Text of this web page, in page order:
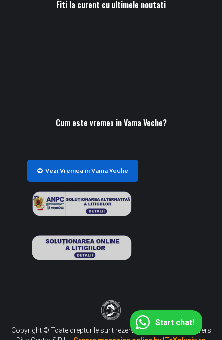
Fiti la curent cu ultimele noutati
Cum este vremea in Vama Veche?
Vezi Vremea in Vama Veche
Copyright © Toate drepturile sunt rezervate S.C. Marine Explorers
Start chat!